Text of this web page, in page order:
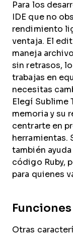
Para los
IDE que no
rendimiento
ventaja. El
maneja
sin retrasos,
trabajas en
necesitas
Elegí Sublime
memoria y su
centrarte en
herramientas.
también
código Ruby,
para quienes
Otras